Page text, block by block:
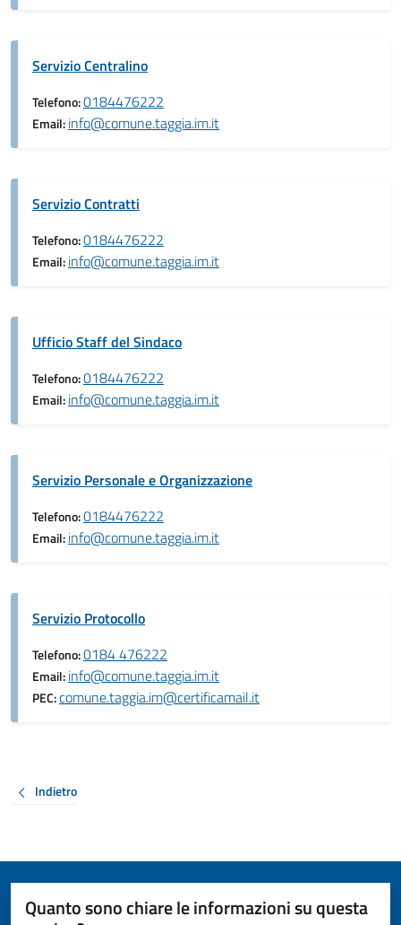
Servizio Centralino
Telefono:0184476222
Email:info@comune.taggia.im.it
Servizio Contratti
Telefono:0184476222
Email:info@comune.taggia.im.it
Ufficio Staff del Sindaco
Telefono:0184476222
Email:info@comune.taggia.im.it
Servizio Personale e Organizzazione
Telefono:0184476222
Email:info@comune.taggia.im.it
Servizio Protocollo
Telefono:0184 476222
Email:info@comune.taggia.im.it
PEC:comune.taggia.im@certificamail.it
Indietro
Quanto sono chiare le informazioni su questa